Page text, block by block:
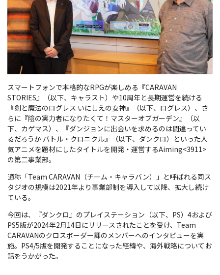
スマートフォンで本格的なRPGが楽しめる『CARAVAN
STORIES』（以下、キャラスト）や10周年と長期運営を続ける
『剣と魔法のログレス いにしえの女神』（以下、ログレス）、さ
らに『陰の実力者になりたくて！マスターオブガーデン』（以
下、カゲマス）、『ダンジョンに出会いを求めるのは間違ってい
るだろうか バトル・クロニクル』（以下、ダンクロ）といった人
気アニメを題材にしたタイトルを開発・運営するAiming<3911>
の第二事業部。
通称「Team CARAVAN（チーム・キャラバン）」と呼ばれる同ス
タジオの規模は2021年より事業部制を導入して以降、拡大し続け
ている。
今回は、『ダンクロ』のプレイステーション（以下、PS）4および
PS5版が2024年2月14日にリリースされたことを受け、Team
CARAVANのクロスボーダー課のメンバーへのインタビューを実
施。PS4/5版を開発することになった経緯や、海外戦略についてお
話をうかがった。